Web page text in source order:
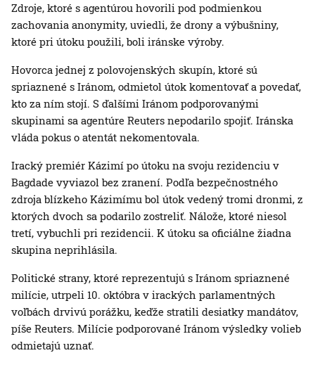
Zdroje, ktoré s agentúrou hovorili pod podmienkou
zachovania anonymity, uviedli, že drony a výbušniny,
ktoré pri útoku použili, boli iránske výroby.
Hovorca jednej z polovojenských skupín, ktoré sú
spriaznené s Iránom, odmietol útok komentovať a povedať,
kto za ním stojí. S ďalšími Iránom podporovanými
skupinami sa agentúre Reuters nepodarilo spojiť. Iránska
vláda pokus o atentát nekomentovala.
Iracký premiér Kázimí po útoku na svoju rezidenciu v
Bagdade vyviazol bez zranení. Podľa bezpečnostného
zdroja blízkeho Kázimímu bol útok vedený tromi dronmi, z
ktorých dvoch sa podarilo zostreliť. Nálože, ktoré niesol
tretí, vybuchli pri rezidencii. K útoku sa oficiálne žiadna
skupina neprihlásila.
Politické strany, ktoré reprezentujú s Iránom spriaznené
milície, utrpeli 10. októbra v irackých parlamentných
voľbách drvivú porážku, keďže stratili desiatky mandátov,
píše Reuters. Milície podporované Iránom výsledky volieb
odmietajú uznať.